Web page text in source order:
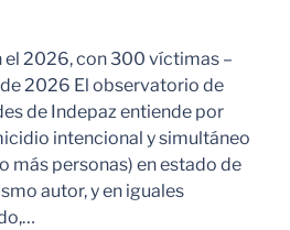
2026, con 300 víctimas –
2026 El observatorio de
de Indepaz entiende por
intencional y simultáneo
más personas) en estado de
autor, y en iguales